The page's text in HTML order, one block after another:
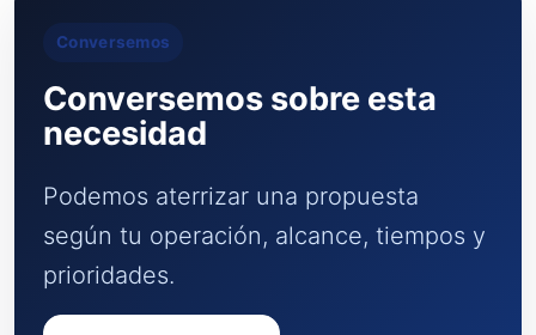
Conversemos
Conversemos sobre esta
necesidad
Podemos aterrizar una propuesta
según tu operación, alcance, tiempos y
prioridades.